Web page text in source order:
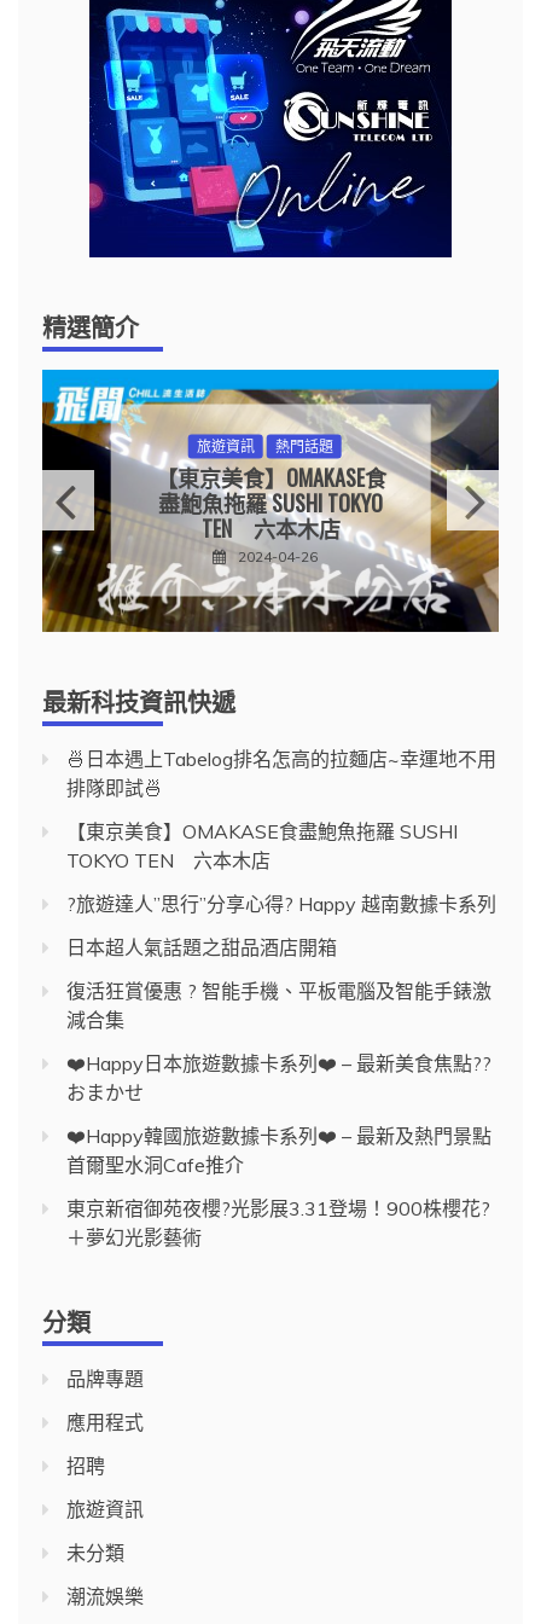
精選簡介
旅遊資訊 熱門話題
【東京美食】OMAKASE食
盡鮑魚拖羅 SUSHI TOKYO
TEN 六本木店
2024-04-26
最新科技資訊快遞
🍜日本遇上Tabelog排名怎高的拉麵店~幸運地不用
排隊即試🍜
【東京美食】OMAKASE食盡鮑魚拖羅 SUSHI
TOKYO TEN 六本木店
?旅遊達人”思行”分享心得? Happy 越南數據卡系列
日本超人氣話題之甜品酒店開箱
復活狂賞優惠 ? 智能手機、平板電腦及智能手錶激
減合集
❤️Happy日本旅遊數據卡系列❤️ – 最新美食焦點??
おまかせ
❤️Happy韓國旅遊數據卡系列❤️ – 最新及熱門景點
首爾聖水洞Cafe推介
東京新宿御苑夜櫻?光影展3.31登場！900株櫻花?
＋夢幻光影藝術
分類
品牌專題
應用程式
招聘
旅遊資訊
未分類
潮流娛樂